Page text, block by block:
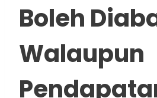
Boleh
Walaupun